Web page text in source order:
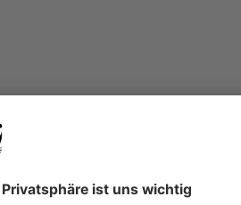
gehen weiter
Team von Fenn Enterprises
Deutschland. Das Sonar noch